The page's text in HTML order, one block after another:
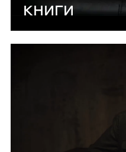
КНИГИ